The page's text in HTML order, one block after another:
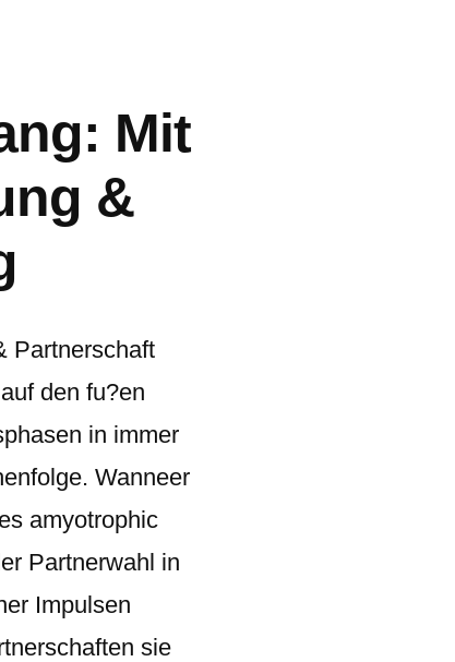
Mit
&
Partnerschaft
den fu?en
in immer
Wanneer
amyotrophic
Partnerwahl in
Impulsen
sie